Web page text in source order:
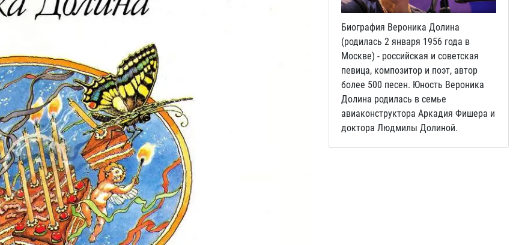
Биография Вероника Долина
(родилась 2 января 1956 года в
Москве) - российская и советская
певица, композитор и поэт, автор
более 500 песен. Юность Вероника
Долина родилась в семье
авиаконструктора Аркадия Фишера и
доктора Людмилы Долиной.